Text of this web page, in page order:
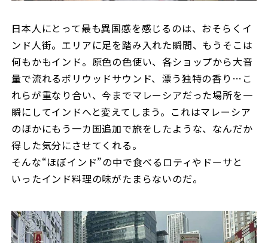
日本人にとって最も異国感を感じるのは、おそらくイ
ンド人街。エリアに足を踏み入れた瞬間、もうそこは
何もかもインド。原色の色使い、各ショップから大音
量で流れるボリウッドサウンド、漂う独特の香り…こ
れらが重なり合い、今までマレーシアだった場所を一
瞬にしてインドへと変えてしまう。これはマレーシア
のほかにもう一カ国追加で旅をしたような、なんだか
得した気分にさせてくれる。
そんな“ほぼインド”の中で食べるロティやドーサと
いったインド料理の味がたまらないのだ。